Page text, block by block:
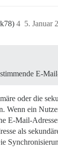
5. Januar
4
E-
oder die
Wenn ein
E-Mail-
als